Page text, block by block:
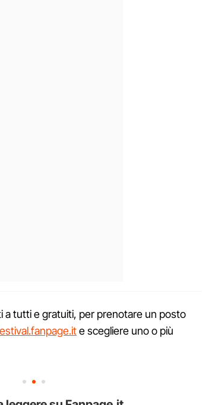
a tutti e gratuiti, per prenotare un posto
e scegliere uno o più